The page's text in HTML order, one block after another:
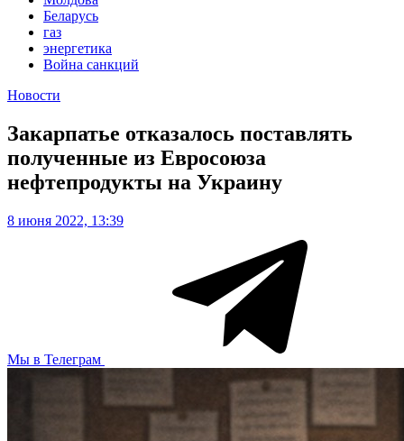
Беларусь
газ
энергетика
Война санкций
Новости
Закарпатье отказалось поставлять
полученные из Евросоюза
нефтепродукты на Украину
8 июня 2022, 13:39
Мы в Телеграм